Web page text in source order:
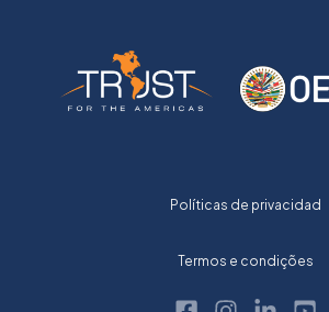
Políticas de privacidad
Termos e condições